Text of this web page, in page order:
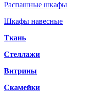
Распашные шкафы
Шкафы навесные
Ткань
Стеллажи
Витрины
Скамейки